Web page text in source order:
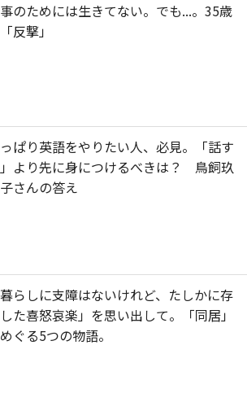
のためには生きてない。でも...。35歳
反撃」
ぱり英語をやりたい人、必見。「話す
より先に身につけるべきは？ 鳥飼玖
さんの答え
暮らしに支障はないけれど、たしかに存
た喜怒哀楽」を思い出して。「同居」
ぐる5つの物語。